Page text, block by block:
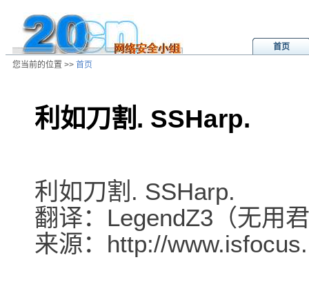
首页
您当前的位置 >> 首页
利如刀割. SSHarp.
利如刀割. SSHarp.
翻译：LegendZ3（无用
来源：http://